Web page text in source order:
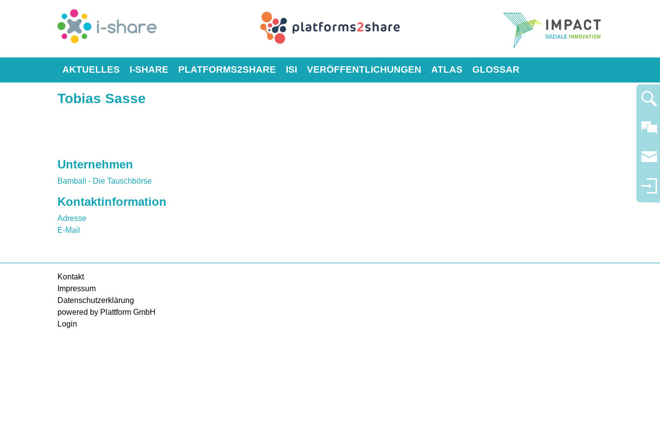
AKTUELLES I-SHARE PLATFORMS2SHARE ISI VERÖFFENTLICHUNGEN ATLAS GLOSSAR
Tobias Sasse
Unternehmen
Bambali - Die Tauschbörse
Kontaktinformation
Adresse
E-Mail
Kontakt
Impressum
Datenschutzerklärung
powered by Plattform GmbH
Login